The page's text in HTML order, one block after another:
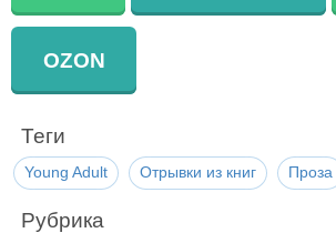
OZON
Теги
Young Adult Отрывки из книг Проза
Рубрика